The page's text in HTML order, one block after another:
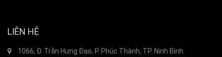
LIÊN HỆ
1066, Đ. Trần Hưng Đạo, P. Phúc Thành, TP. Ninh Bình